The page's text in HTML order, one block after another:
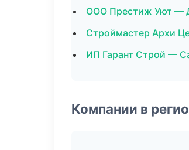
ООО Престиж Уют —
Строймастер Архи
ИП Гарант Строй —
Компании в